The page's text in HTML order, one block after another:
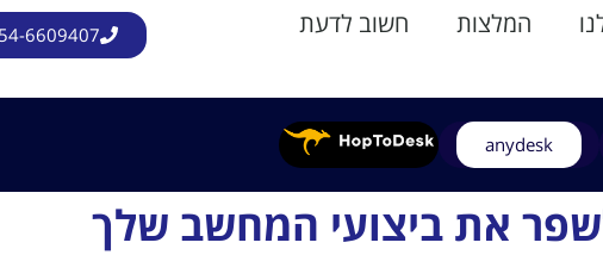
המלצות חשוב לדעת 6609407
anydesk
את ביצועי המחשב שלך